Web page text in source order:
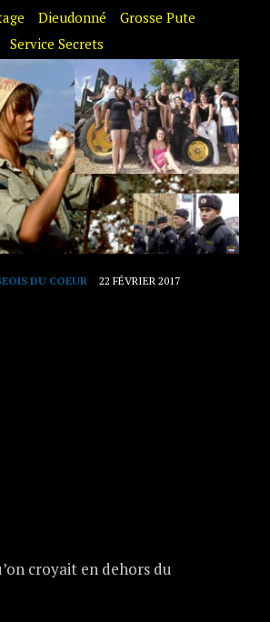
Dieudonné
Grosse Pute
Service Secrets
DU COEUR 22 FÉVRIER 2017
croyait en dehors du